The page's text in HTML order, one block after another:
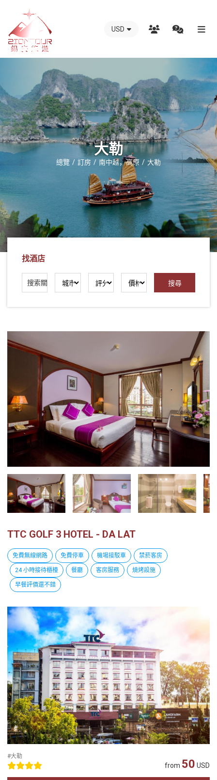
越
安
國
際
旅
行
社
南
接
-
南
合
作
夥
伴！
旅
行
社
USD
大勒
總覽 訂房 南中越，高原 大勒
找酒店
TTC GOLF 3 HOTEL - DA LAT
免費無線網路 免費停車 機場接駁車 禁菸客房
24 小時接待櫃檯 餐廳 客房服務 燒烤設施
早餐評價還不錯
#大勒
from 50 USD